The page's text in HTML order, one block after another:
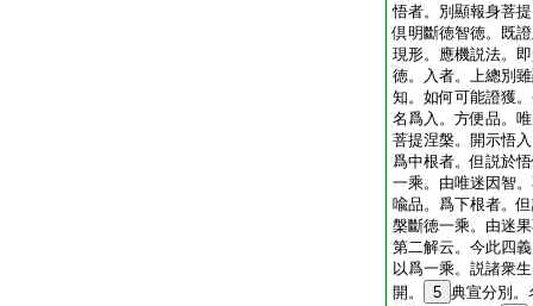
悟者。別顯報身菩
倶明斷徳智徳。既
現形。應機説法。
徳。入者。上總別
知。如何可能證獲
名爲入。方便品。
菩提涅槃。開示悟
爲中根者。但説於
一乘。由唯迷因智
喩品。爲下根者。
槃斷徳一乘。由迷
第二解云。今此四
以爲一乘。説諸衆
開。
5 典宣分別。